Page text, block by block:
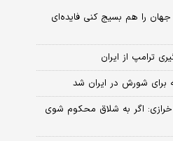
را هم بسیج کنی فایده‌ای
ترامپ از ایران
برای شورش در ایران شد
اگر به شلاق محکوم شوی